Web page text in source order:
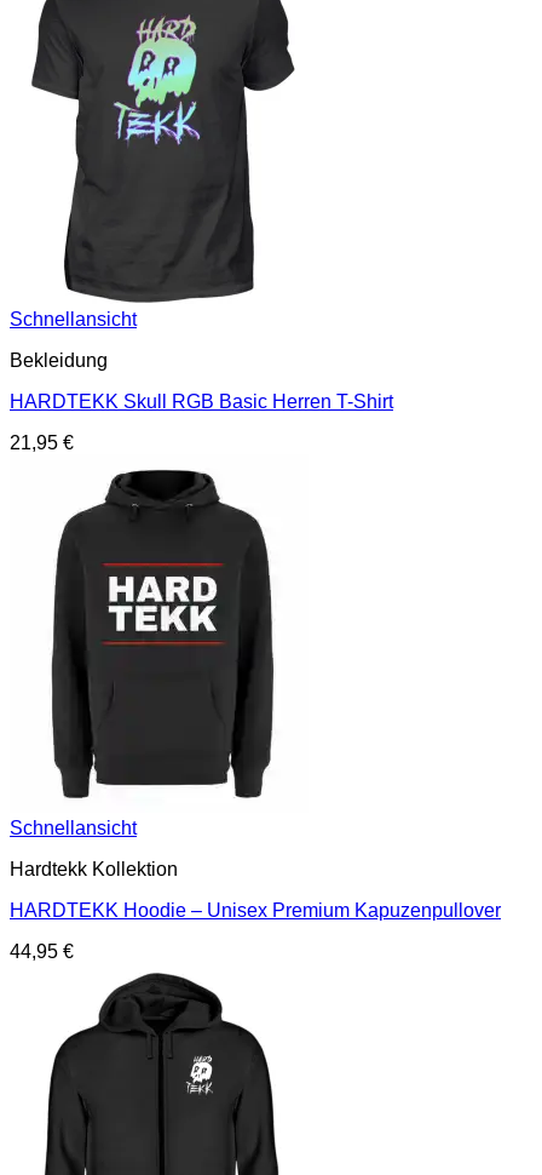
Schnellansicht
Bekleidung
HARDTEKK Skull RGB Basic Herren T-Shirt
21,95 €
Schnellansicht
Hardtekk Kollektion
HARDTEKK Hoodie – Unisex Premium Kapuzenpullover
44,95 €